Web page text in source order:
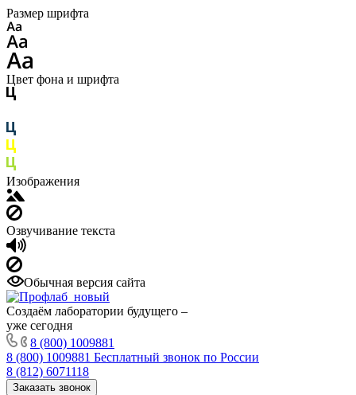
Размер шрифта
Цвет фона и шрифта
Изображения
Озвучивание текста
Обычная версия сайта
Создаём лаборатории будущего –
уже сегодня
8 (800) 1009881
8 (800) 1009881 Бесплатный звонок по России
8 (812) 6071118
Заказать звонок